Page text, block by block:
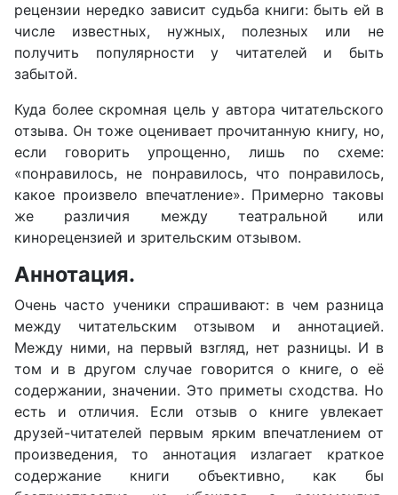
рецензии нередко зависит судьба книги: быть ей в
числе известных, нужных, полезных или не
получить популярности у читателей и быть
забытой.
Куда более скромная цель у автора читательского
отзыва. Он тоже оценивает прочитанную книгу, но,
если говорить упрощенно, лишь по схеме:
«понравилось, не понравилось, что понравилось,
какое произвело впечатление». Примерно таковы
же различия между театральной или
кинорецензией и зрительским отзывом.
Аннотация.
Очень часто ученики спрашивают: в чем разница
между читательским отзывом и аннотацией.
Между ними, на первый взгляд, нет разницы. И в
том и в другом случае говорится о книге, о её
содержании, значении. Это приметы сходства. Но
есть и отличия. Если отзыв о книге увлекает
друзей-читателей первым ярким впечатлением от
произведения, то аннотация излагает краткое
содержание книги объективно, как бы